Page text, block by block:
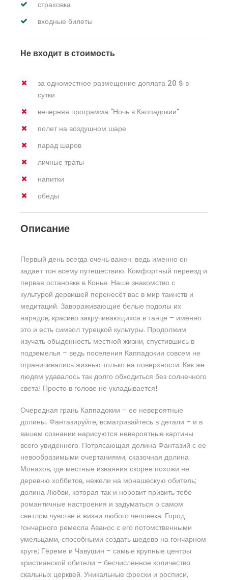
страховка
входные билеты
Не входит в стоимость
за одноместное размещение доплата 20 $ в
сутки
вечерняя программа "Ночь в Каппадокии"
полет на воздушном шаре
парад шаров
личные траты
напитки
обеды
Описание
Первый день всегда очень важен: ведь именно он
задает тон всему путешествию. Комфортный переезд и
первая остановке в Конье. Наше знакомство с
культурой дервишей перенесёт вас в мир таинств и
медитаций. Завораживающие белые подолы их
нарядов, красиво закручивающихся в танце – именно
это и есть символ турецкой культуры. Продолжим
изучать обыденность местной жизни, спустившись в
подземелья – ведь поселения Каппадокии совсем не
ограничивались жизнью только на поверхности. Как же
людям удавалось так долго обходиться без солнечного
света! Просто в голове не укладывается!
Очередная грань Каппадокии – ее невероятные
долины. Фантазируйте, всматривайтесь в детали – и в
вашем сознании нарисуются невероятные картины
всего увиденного. Потрясающая долина Фантазий с ее
невообразимыми очертаниями; сказочная долина
Монахов, где местные изваяния скорее похожи не
деревню хоббитов, нежели на монашескую обитель;
долина Любви, которая так и норовит привить тебе
романтичные настроения и задуматься о самом
светлом чувстве в жизни любого человека. Город
гончарного ремесла Аванос с его потомственными
умельцами, способными создать шедевр на гончарном
круге; Гёреме и Чавушин – самые крупные центры
христианской обители – бесчисленное количество
скальных церквей. Уникальные фрески и росписи,